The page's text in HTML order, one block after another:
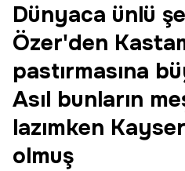
Dünyaca ünlü
Özer'den
pastırmasına
Asıl bunların
lazımken
olmuş